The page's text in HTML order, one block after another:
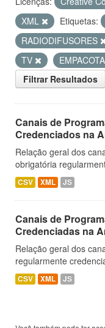
XML
Etiquetas:
RADIODIFUSORES
TV
Filtrar Resultados
Canais de
Credenciados na
Relação geral dos
obrigatória
CSV XML JS
Canais de
Credenciadas na
Relação geral dos
regularmente
CSV XML JS